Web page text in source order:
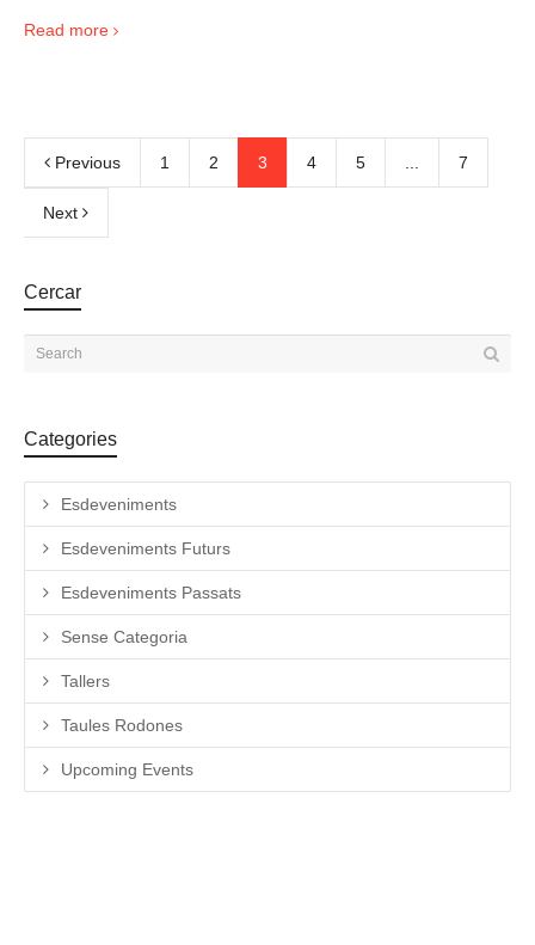
Read more
Previous 1 2 3 4 5 7
Next
Cercar
Categories
Esdeveniments
Esdeveniments Futurs
Esdeveniments Passats
Sense Categoria
Tallers
Taules Rodones
Upcoming Events